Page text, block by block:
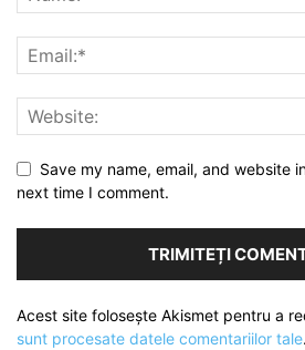
Save my name, email, and website
next time I comment.
Acest site folosește Akismet pentru a
sunt procesate datele comentariilor tale.